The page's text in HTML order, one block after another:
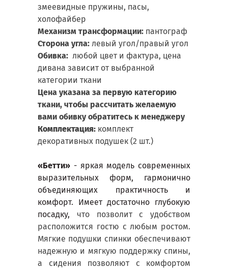
змеевидные пружины, пасы,
холофайбер
Механизм трансформации: пантограф
Сторона угла: левый угол/правый угол
Обивка: любой цвет и фактура, цена
дивана зависит от выбранной
категории ткани
Цена указана за первую категорию
ткани, чтобы рассчитать желаемую
вами обивку обратитесь к менеджеру
Комплектация: комплект
декоративных подушек (2 шт.)
«Бетти» - яркая модель современных
выразительных форм, гармонично
объединяющих практичность и
комфорт. Имеет достаточно глубокую
посадку, что позволит с удобством
расположится гостю с любым ростом.
Мягкие подушки спинки обеспечивают
надежную и мягкую поддержку спины,
а сидения позволяют с комфортом